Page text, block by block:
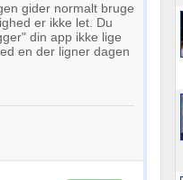
gider normalt bruge
er ikke let. Du
din app ikke lige
en der ligner dagen